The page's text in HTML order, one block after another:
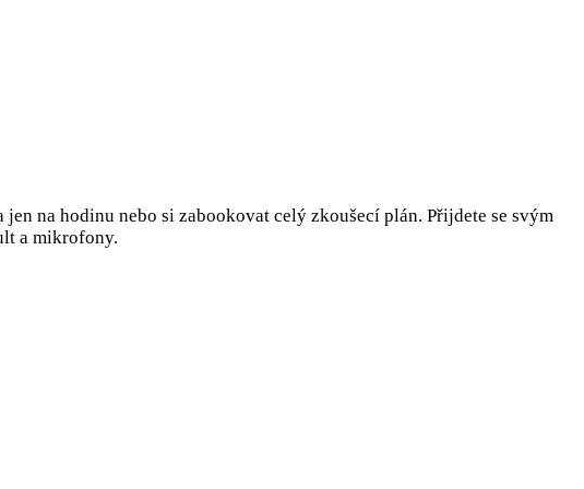
na hodinu nebo si zabookovat celý zkoušecí plán. Přijdete se svým
a mikrofony.